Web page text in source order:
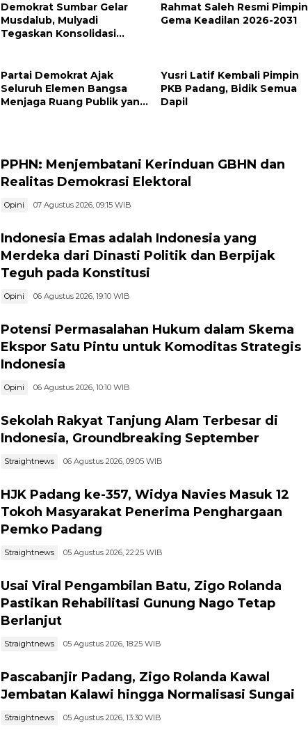
Demokrat Sumbar Gelar
Musdalub, Mulyadi
Tegaskan Konsolidasi
Rahmat Saleh Resmi Pimpin
Gema Keadilan 2026-2031
Partai Demokrat Ajak
Seluruh Elemen Bangsa
Menjaga Ruang Publik yang
Yusri Latif Kembali Pimpin
PKB Padang, Bidik Semua
Dapil
PPHN: Menjembatani Kerinduan GBHN dan
Realitas Demokrasi Elektoral
Opini 07 Agustus 2026, 09:15 WIB
Indonesia Emas adalah Indonesia yang
Merdeka dari Dinasti Politik dan Berpijak
Teguh pada Konstitusi
Opini 06 Agustus 2026, 19:10 WIB
Potensi Permasalahan Hukum dalam Skema
Ekspor Satu Pintu untuk Komoditas Strategis
Indonesia
Opini 06 Agustus 2026, 10:10 WIB
Sekolah Rakyat Tanjung Alam Terbesar di
Indonesia, Groundbreaking September
Straightnews 06 Agustus 2026, 09:05 WIB
HJK Padang ke-357, Widya Navies Masuk 12
Tokoh Masyarakat Penerima Penghargaan
Pemko Padang
Straightnews 05 Agustus 2026, 22:25 WIB
Usai Viral Pengambilan Batu, Zigo Rolanda
Pastikan Rehabilitasi Gunung Nago Tetap
Berlanjut
Straightnews 05 Agustus 2026, 18:25 WIB
Pascabanjir Padang, Zigo Rolanda Kawal
Jembatan Kalawi hingga Normalisasi Sungai
Straightnews 05 Agustus 2026, 13:30 WIB